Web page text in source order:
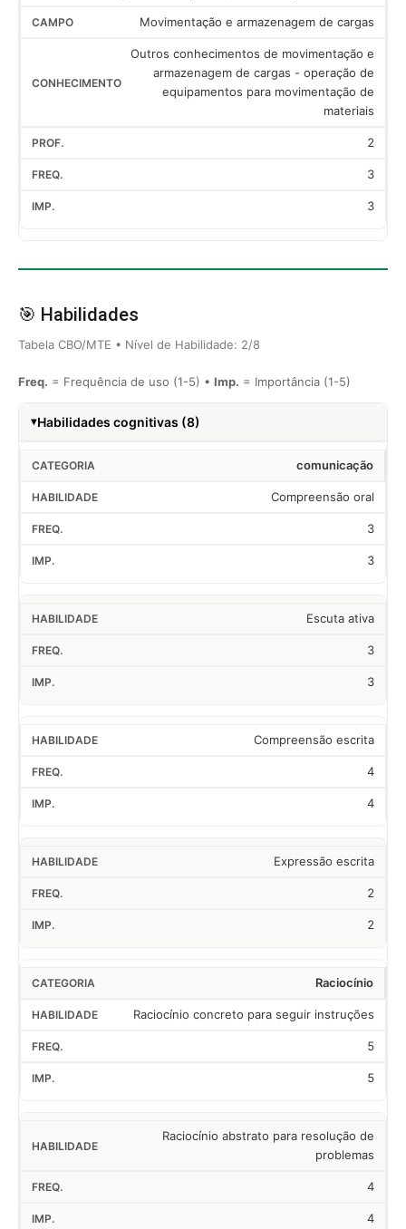
Movimentação e armazenagem de cargas
Outros conhecimentos de movimentação e
armazenagem de cargas - operação de
equipamentos para movimentação de
materiais
2
3
3
🎯 Habilidades
Tabela CBO/MTE • Nível de Habilidade: 2/8
Freq. = Frequência de uso (1-5) • Imp. = Importância (1-5)
Habilidades cognitivas (8)
comunicação
Compreensão oral
3
3
Escuta ativa
3
3
Compreensão escrita
4
4
Expressão escrita
2
2
Raciocínio
Raciocínio concreto para seguir instruções
5
5
Raciocínio abstrato para resolução de
problemas
4
4